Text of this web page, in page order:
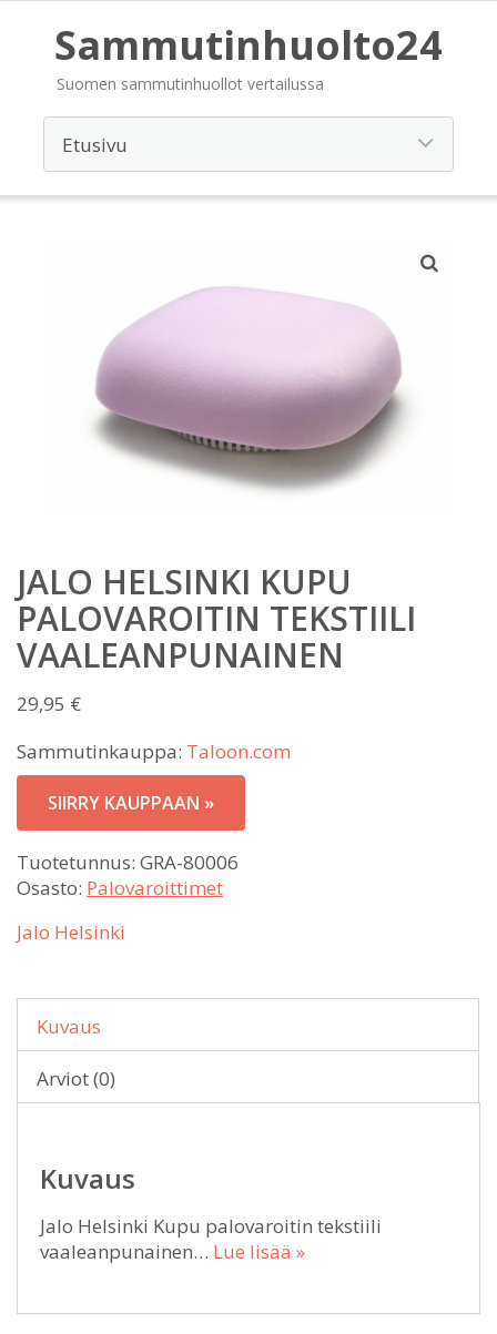
Sammutinhuolto24
Suomen sammutinhuollot vertailussa
JALO HELSINKI KUPU
PALOVAROITIN TEKSTIILI
VAALEANPUNAINEN
29,95 €
Sammutinkauppa: Taloon.com
SIIRRY KAUPPAAN »
Tuotetunnus: GRA-80006
Osasto: Palovaroittimet
Jalo Helsinki
Kuvaus
Arviot (0)
Kuvaus
Jalo Helsinki Kupu palovaroitin tekstiili
vaaleanpunainen… Lue lisää »